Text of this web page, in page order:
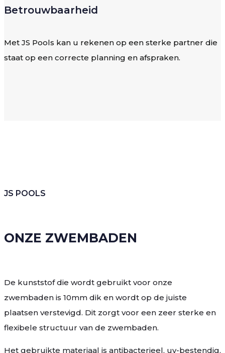
Betrouwbaarheid
Met JS Pools kan u rekenen op een sterke partner die
staat op een correcte planning en afspraken.
JS POOLS
ONZE ZWEMBADEN
De kunststof die wordt gebruikt voor onze
zwembaden is 10mm dik en wordt op de juiste
plaatsen verstevigd. Dit zorgt voor een zeer sterke en
flexibele structuur van de zwembaden.
Het gebruikte materiaal is antibacterieel, uv-bestendig,